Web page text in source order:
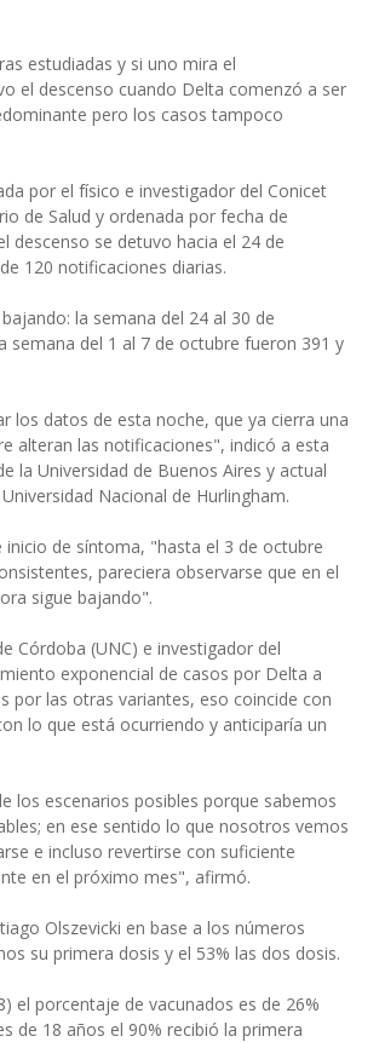
estudiadas y si uno mira el
el descenso cuando Delta comenzó a ser
pero los casos tampoco
por el físico e investigador del Conicet
de Salud y ordenada por fecha de
descenso se detuvo hacia el 24 de
120 notificaciones diarias.
la semana del 24 al 30 de
semana del 1 al 7 de octubre fueron 391 y
los datos de esta noche, que ya cierra una
alteran las notificaciones", indicó a esta
la Universidad de Buenos Aires y actual
Nacional de Hurlingham.
de síntoma, "hasta el 3 de octubre
pareciera observarse que en el
sigue bajando".
Córdoba (UNC) e investigador del
exponencial de casos por Delta a
por las otras variantes, eso coincide con
lo que está ocurriendo y anticiparía un
los escenarios posibles porque sabemos
en ese sentido lo que nosotros vemos
e incluso revertirse con suficiente
en el próximo mes", afirmó.
Olszevicki en base a los números
su primera dosis y el 53% las dos dosis.
el porcentaje de vacunados es de 26%
de 18 años el 90% recibió la primera